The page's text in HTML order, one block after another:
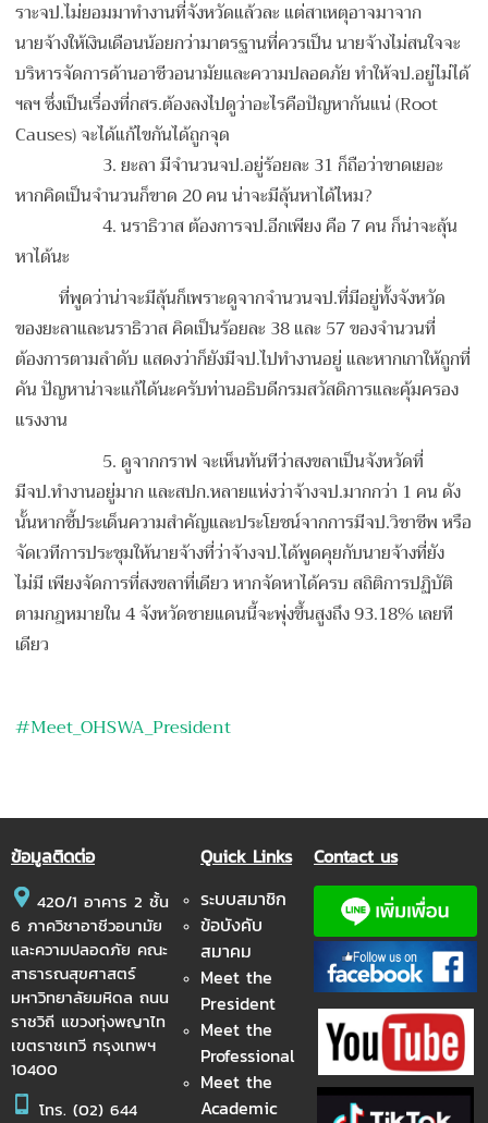
ราะจป.ไม่ยอมมาทำงานที่จังหวัดแล้วละ แต่สาเหตุอาจมาจาก
นายจ้างให้เงินเดือนน้อยกว่ามาตรฐานที่ควรเป็น นายจ้างไม่สนใจจะ
บริหารจัดการด้านอาชีวอนามัยและความปลอดภัย ทำให้จป.อยู่ไม่ได้
ฯลฯ ซึ่งเป็นเรื่องที่กสร.ต้องลงไปดูว่าอะไรคือปัญหากันแน่ (Root
Causes) จะได้แก้ไขกันได้ถูกจุด
3. ยะลา มีจำนวนจป.อยู่ร้อยละ 31 ก็ถือว่าขาดเยอะ
หากคิดเป็นจำนวนก็ขาด 20 คน น่าจะมีลุ้นหาได้ไหม?
4. นราธิวาส ต้องการจป.อีกเพียง คือ 7 คน ก็น่าจะลุ้น
หาได้นะ
ที่พูดว่าน่าจะมีลุ้นก็เพราะดูจากจำนวนจป.ที่มีอยู่ทั้งจังหวัด
ของยะลาและนราธิวาส คิดเป็นร้อยละ 38 และ 57 ของจำนวนที่
ต้องการตามลำดับ แสดงว่าก็ยังมีจป.ไปทำงานอยู่ และหากเกาให้ถูกที่
คัน ปัญหาน่าจะแก้ได้นะครับท่านอธิบดีกรมสวัสดิการและคุ้มครอง
แรงงาน
5. ดูจากกราฟ จะเห็นทันทีว่าสงขลาเป็นจังหวัดที่
มีจป.ทำงานอยู่มาก และสปก.หลายแห่งว่าจ้างจป.มากกว่า 1 คน ดัง
นั้นหากชี้ประเด็นความสำคัญและประโยชน์จากการมีจป.วิชาชีพ หรือ
จัดเวทีการประชุมให้นายจ้างที่ว่าจ้างจป.ได้พูดคุยกับนายจ้างที่ยัง
ไม่มี เพียงจัดการที่สงขลาที่เดียว หากจัดหาได้ครบ สถิติการปฏิบัติ
ตามกฎหมายใน 4 จังหวัดชายแดนนี้จะพุ่งขึ้นสูงถึง 93.18% เลยที
เดียว
#Meet_OHSWA_President
ข้อมูลติดต่อ
420/1 อาคาร 2 ชั้น
6 ภาควิชาอาชีวอนามัย
และความปลอดภัย คณะ
สาธารณสุขศาสตร์
มหาวิทยาลัยมหิดล ถนน
ราชวิถี แขวงทุ่งพญาไท
เขตราชเทวี กรุงเทพฯ
10400
โทร. (02) 644
Quick Links
ระบบสมาชิก
ข้อบังคับ
สมาคม
Meet the
President
Meet the
Professional
Meet the
Academic
Contact us